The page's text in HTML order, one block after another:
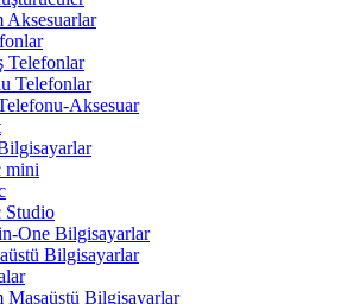
Aksesuarlar
Telefonlar
Telefonlar
Aksesuar
mini
Studio
One Bilgisayarlar
Bilgisayarlar
Masaüstü Bilgisayarlar